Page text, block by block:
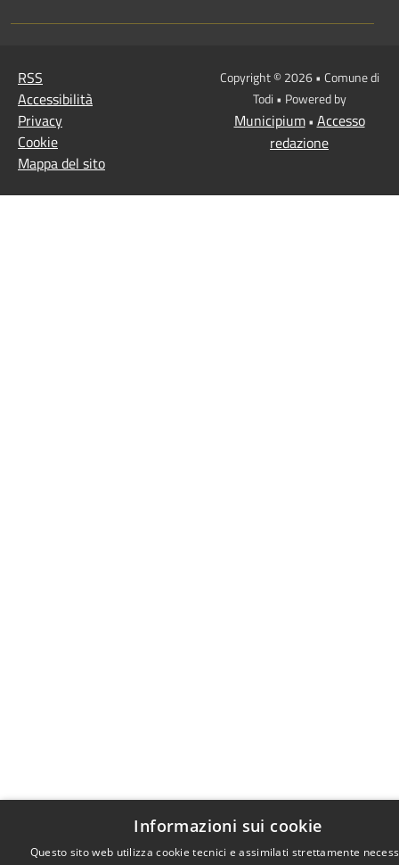
RSS
Accessibilità
Privacy
Cookie
Mappa del sito
Copyright © 2026 • Comune di
Todi • Powered by
Municipium• Accesso
redazione
Informazioni sui cookie
Questo sito web utilizza cookie tecnici e assimilati strettamente